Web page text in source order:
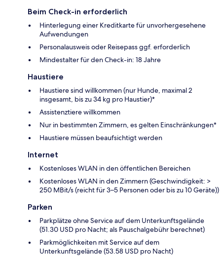
Beim Check-in erforderlich
Hinterlegung einer Kreditkarte für unvorhergesehene
Aufwendungen
Personalausweis oder Reisepass ggf. erforderlich
Mindestalter für den Check-in: 18 Jahre
Haustiere
Haustiere sind willkommen (nur Hunde, maximal 2
insgesamt, bis zu 34 kg pro Haustier)*
Assistenztiere willkommen
Nur in bestimmten Zimmern, es gelten Einschränkungen*
Haustiere müssen beaufsichtigt werden
Internet
Kostenloses WLAN in den öffentlichen Bereichen
Kostenloses WLAN in den Zimmern (Geschwindigkeit: >
250 MBit/s (reicht für 3–5 Personen oder bis zu 10 Geräte))
Parken
Parkplätze ohne Service auf dem Unterkunftsgelände
(51.30 USD pro Nacht; als Pauschalgebühr berechnet)
Parkmöglichkeiten mit Service auf dem
Unterkunftsgelände (53.58 USD pro Nacht)